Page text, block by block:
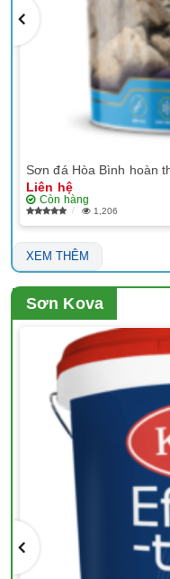
Sơn đá Hòa Bình hoàn
Liên hệ
Còn hàng
1,206
XEM THÊM
Sơn Kova